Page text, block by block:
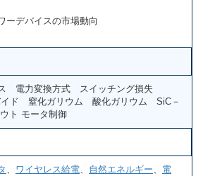
デバイスの市場動向
ス 電力変換方式 スイッチング損失
イド 窒化ガリウム 酸化ガリウム SiC－
ト モータ制御
、 ワイヤレス給電、 自然エネルギー、 電